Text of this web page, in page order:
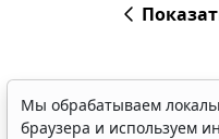
Мы обрабатываем
браузера и используем